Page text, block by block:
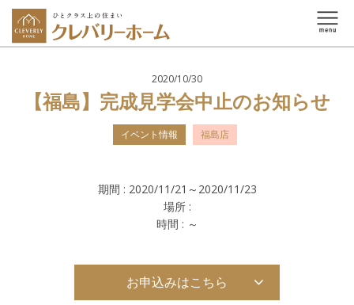
2020/10/30
【福島】完成見学会中止のお知らせ
イベント情報 福島店
期間 : 2020/11/21～2020/11/23
場所 :
時間 : ～
お申込みはこちら